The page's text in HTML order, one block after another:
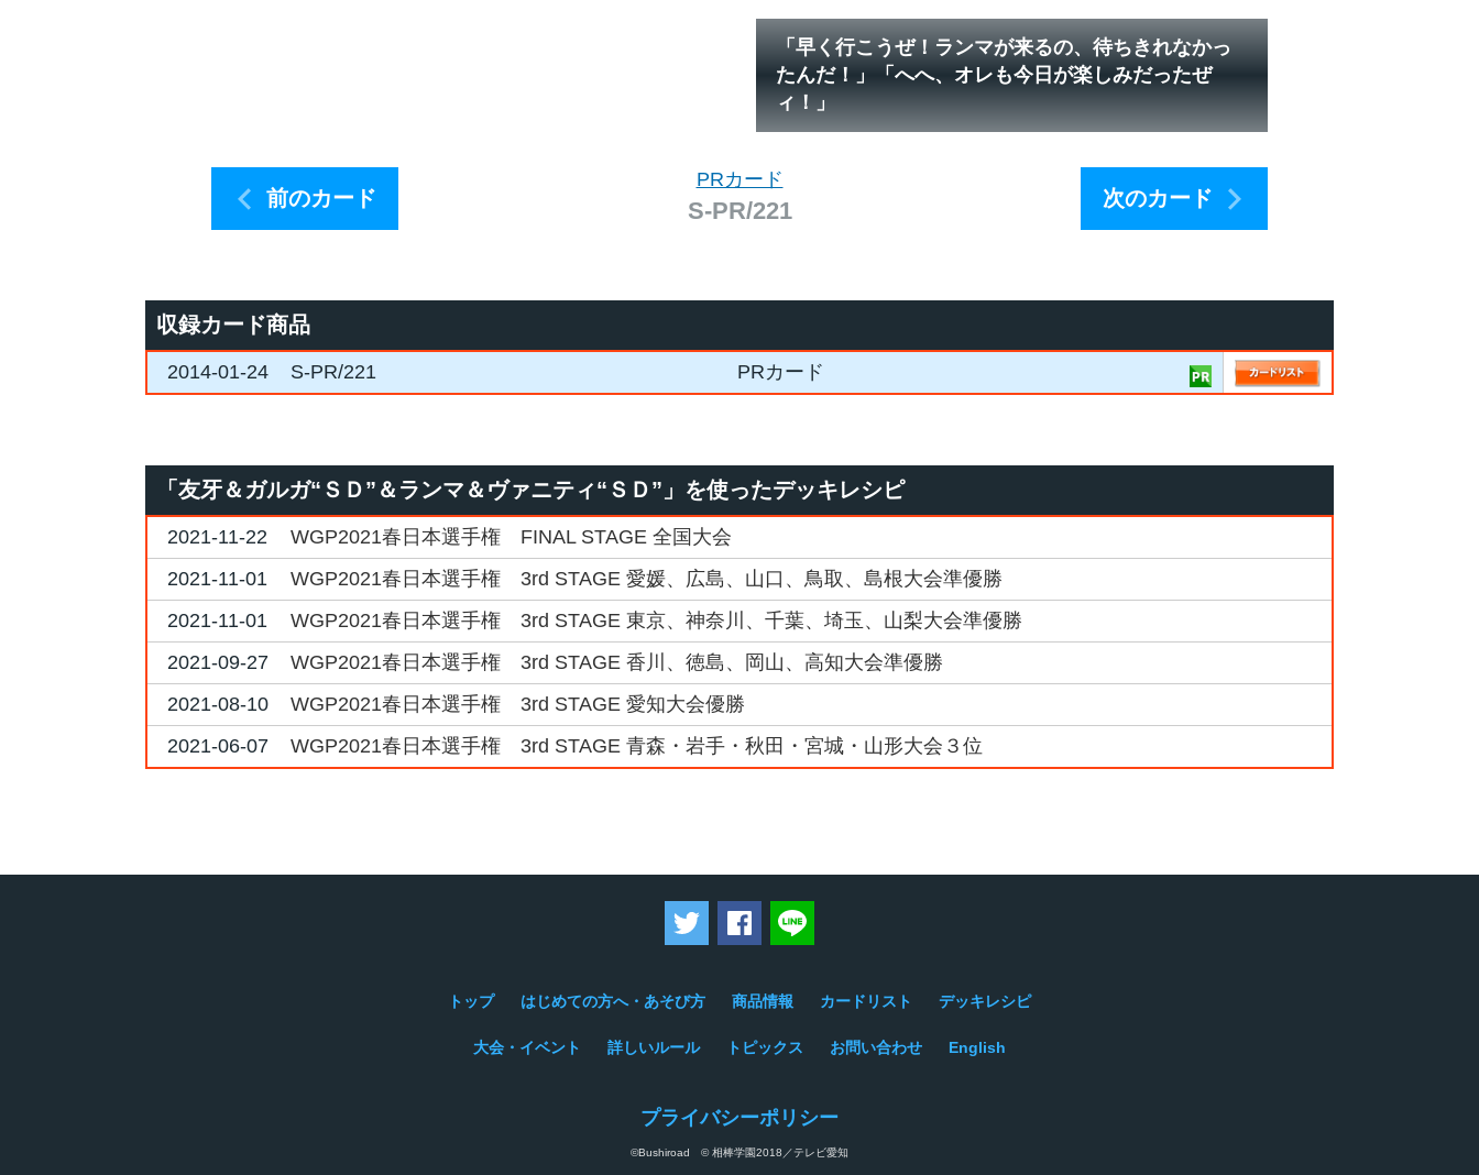
「早く行こうぜ！ランマが来るの、待ちきれなかっ
たんだ！」「へへ、オレも今日が楽しみだったぜ
ィ！」
前のカード
PRカード
S-PR/221 次のカード
収録カード商品
2014-01-24 S-PR/221 PRカード
「友牙＆ガルガ“ＳＤ”＆ランマ＆ヴァニティ“ＳＤ”」を使ったデッキレシピ
2021-11-22
WGP2021春日本選手権 FINAL STAGE 全国大会
2021-11-01
WGP2021春日本選手権 3rd STAGE 愛媛、広島、山口、鳥取、島根大会準優勝
2021-11-01
WGP2021春日本選手権 3rd STAGE 東京、神奈川、千葉、埼玉、山梨大会準優勝
2021-09-27
WGP2021春日本選手権 3rd STAGE 香川、徳島、岡山、高知大会準優勝
2021-08-10
WGP2021春日本選手権 3rd STAGE 愛知大会優勝
2021-06-07
WGP2021春日本選手権 3rd STAGE 青森・岩手・秋田・宮城・山形大会３位
ツイートするFacebookでシェアする
トップ はじめての方へ・あそび方 商品情報 カードリスト デッキレシピ
大会・イベント 詳しいルール トピックス お問い合わせ English
プライバシーポリシー
©Bushiroad © 相棒学園2018／テレビ愛知